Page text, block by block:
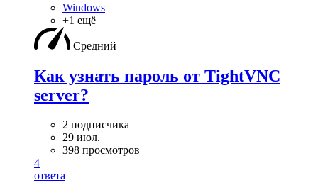
Windows
+1 ещё
Средний
Как узнать пароль от TightVNC
server?
2 подписчика
29 июл.
398 просмотров
4
ответа